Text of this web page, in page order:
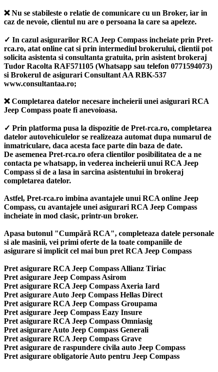
❌ Nu se stabileste o relatie de comunicare cu un Broker, iar in
caz de nevoie, clientul nu are o persoana la care sa apeleze.
✓ In cazul asigurarilor RCA Jeep Compass incheiate prin Pret-
rca.ro, atat online cat si prin intermediul brokerului, clientii pot
solicita asistenta si consultanta gratuita, prin asistent brokeraj
Tudor Racolta RAF571105 (Whatsapp sau telefon 0771594073)
si Brokerul de asigurari Consultant AA RBK-537
www.consultantaa.ro;
❌ Completarea datelor necesare incheierii unei asigurari RCA
Jeep Compass poate fi anevoioasa.
✓ Prin platforma pusa la dispozitie de Pret-rca.ro, completarea
datelor autovehiculelor se realizeaza automat dupa numarul de
inmatriculare, daca acesta face parte din baza de date.
De asemenea Pret-rca.ro ofera clientilor posibilitatea de a ne
contacta pe whatsapp, in vederea incheierii unui RCA Jeep
Compass si de a lasa in sarcina asistentului in brokeraj
completarea datelor.
Astfel, Pret-rca.ro imbina avantajele unui RCA online Jeep
Compass, cu avantajele unei asigurari RCA Jeep Compass
incheiate in mod clasic, printr-un broker.
Apasa butonul "Cumpără RCA", completeaza datele personale
si ale masinii, vei primi oferte de la toate companiile de
asigurare si implicit cel mai bun pret RCA Jeep Compass
Pret asigurare RCA Jeep Compass Allianz Tiriac
Pret asigurare Jeep Compass Asirom
Pret asigurare RCA Jeep Compass Axeria Iard
Pret asigurare Auto Jeep Compass Hellas Direct
Pret asigurare RCA Jeep Compass Groupama
Pret asigurare Jeep Compass Eazy Insure
Pret asigurare RCA Jeep Compass Omniasig
Pret asigurare Auto Jeep Compass Generali
Pret asigurare RCA Jeep Compass Grave
Pret asigurare de raspundere civila auto Jeep Compass
Pret asigurare obligatorie Auto pentru Jeep Compass